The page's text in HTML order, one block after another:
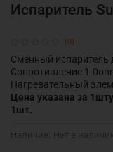
(0)
Испаритель
Сменный испаритель
Сопротивление
Нагревательный
Цена указана за
1шт.